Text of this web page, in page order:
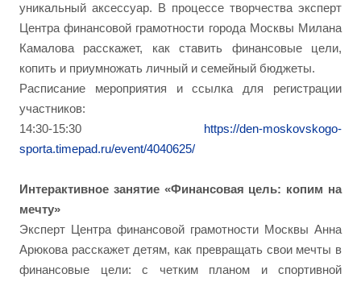
уникальный аксессуар. В процессе творчества эксперт
Центра финансовой грамотности города Москвы Милана
Камалова расскажет, как ставить финансовые цели,
копить и приумножать личный и семейный бюджеты.
Расписание мероприятия и ссылка для регистрации
участников:
14:30-15:30 https://den-moskovskogo-
sporta.timepad.ru/event/4040625/
Интерактивное занятие «Финансовая цель: копим на
мечту»
Эксперт Центра финансовой грамотности Москвы Анна
Арюкова расскажет детям, как превращать свои мечты в
финансовые цели: с четким планом и спортивной